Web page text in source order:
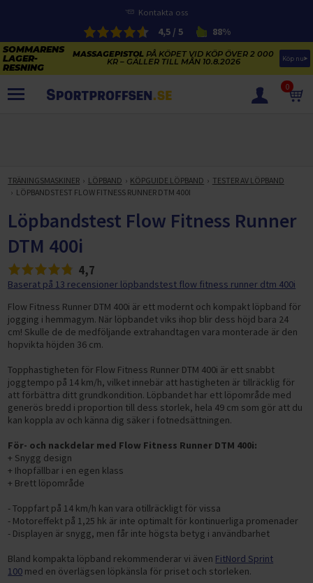
Kontakta oss
4,5 / 5 88%
MASSAGEPISTOLPÅ KÖPET VID KÖP ÖVER 2 000
KR – GÄLLER TILL MÅN 10.8.2026 Köp nu
0
ELCYKLARNAS SOMMARFÖRSÄLJNING
REA PÅ STUDSMATTOR
SOMMARREA PÅ TRÄNING OCH STYRKETRÄNING
CYKELTILLBEHÖR & RESERVDELAR OUTLET
HÄLSA & VÄLMÅENDE – SÄSONGSRENSNING
Paketerbjudanden
ELCYKLAR
ELCYKLAR DAM
ELCYKLAR HERR
ELCYKLAR MOUNTAINBIKE
ELCYKLAR FATBIKE
Cykelstolar och cykelvagnar
DEMO / OUTLET ELCYKLAR
CYKELTILLBEHÖR
Cykelservice och cykelvård
Cykeldäck
Cykellås
Cykelkorgar
Cykelpumpar
Stänkskärmar
Övriga tillbehör cyklar
STUDSMATTOR
KAJAKER
SUP-BRÄDOR
Basketkorgar
Hockeymål
Pingisbord
VATTENTÄTA VÄSKOR
CAMPING & OUTDOOR TILLBEHÖR
STYRKETRÄNING
BÄNKAR OCH STÄLLNINGAR
Träningsbänkar
Snedbänkar
Plana bänkar
Skivstångsställningar
Power rack
FÖRVARING AV VIKTER
HYROX-utrustning
HANTLAR
Fasta hantlar
Justerbara hantlar
Kromhantlar
Gummerade hantlar
Hantelställ
HEMMAGYM
Hemmagympaket
KETTLEBELLS
Slam Balls
VIKTSKIVOR
Viktskivor (50 mm)
Viktskivor med handtag
Bumper plates
Gummerade viktskivor
SKIVSTÄNGER
Skivstänger och lås (30 mm)
Träningstillbehör
Cable Handles
Handskar, dragremmar och lyftbälten
Funktionell träning
Träningssäckar
Gummimattor och gymgolv
TRÄNINGSMASKINER
LÖPBAND
Tillbehör till löpband
Löpband efter syfte
Löpband för aktiv löpning
Löpband för jogging
Löpband för hemmabruk
Löpband för kommersiellt bruk
Löpband för bostadsrättsföreningar
Löpband för gym på arbetsplatsen
Löpband efter egenskaper
Löpband med mjuk dämpning
Löpband för liten yta
Hopfällbara löpband
Robusta löpband
Underhållsfria löpband
Löpband efter användare
Löpband för nybörjare
Löpband för seniorer
Löpband för viktminskning
Löpband för rehabilitering
Löpband upp till 5.000 kr
Löpband 5.000-10.000 kr
Löpband 10.000-15.000 kr
Löpband 15.000-20.000 kr
GÅBAND / WALKING PAD
AIRBIKES
MOTIONSCYKLAR
SPINNINGCYKLAR
CROSSTRAINERS
SKYDDSMATTOR OCH TILLBEHÖR
TRAPPMASKINER
Smarta träningsmaskiner
Skidmaskiner
Gympa, pilates och fitness
Motståndsband
Träningsmattor
Träningsbollar
Stepbrädor
Pump-set
Extra vikter för kroppen
Balansträning
Sportsspecifik träning
Vikter
Hantlar
Kettlebells
Skivstänger
Viktskivor
Bänkar
Racks
Konditionsträning
Löpband
Motionscyklar
Crosstrainers
Roddmaskiner
Tillbehör
TRÄNINGSREDSKAP
PILATES & YOGA
TRÄNINGSMATTOR
GUMMIBAND
ROCKRINGAR
ÅTERHÄMTNING OCH MASSAGE
Massage
KLÄDER
SKOR
Dubbskor
Filtskor och filtstövlar
Fritidsskor
BUTIK I STOCKHOLM
OUTLET
FÖRETAGSFÖRSÄLJNING
FÖRMÅNSCYKEL
BETALNINGSALTERNATIV
PRESENTKORT
Hem
TRÄNINGSMASKINER LÖPBAND KÖPGUIDE LÖPBAND
TESTER AV LÖPBAND
LÖPBANDSTEST FLOW FITNESS RUNNER DTM 400I
Löpbandstest Flow Fitness Runner
DTM 400i
4,7
Baserat på 13 recensioner löpbandstest flow fitness runner dtm 400i
Flow Fitness Runner DTM 400i är ett modernt och kompakt löpband för
jogging i hemmagym. När löpbandet viks ihop blir dess höjd bara 24
cm! Skulle de de medföljande extrahandtagen vara monterade är den
hopvikta höjden 36 cm.
Topphastigheten för Flow Fitness Runner DTM 400i är ett snabbt
joggtempo på 14 km/h, vilket innebär att hastigheten är tillräcklig för
att förbättra ditt grundkondition. Löpbandet har ett löpområde med
generös bredd i proportion till dess storlek, hela 49 cm som gör att du
kan koppla av och känna dig säker i fotnedsättningen.
För- och nackdelar med Flow Fitness Runner DTM 400i:
+ Snygg design
+ Ihopfällbar i en egen klass
+ Brett löpområde
- Toppfart på 14 km/h kan vara otillräckligt för vissa
- Motoreffekt på 1,25 hk är inte optimalt för kontinuerliga promenader
- Displayen är snygg, men får inte högsta betyg i användbarhet
Bland kompakta löpband rekommenderar vi även FitNord Sprint
100 med en överlägsen löpkänsla för priset och storleken.